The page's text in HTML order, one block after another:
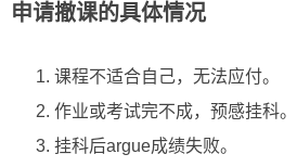
申请撤课的具体情况
课程不适合自己，无法应付。
作业或考试完不成，预感挂科。
挂科后argue成绩失败。